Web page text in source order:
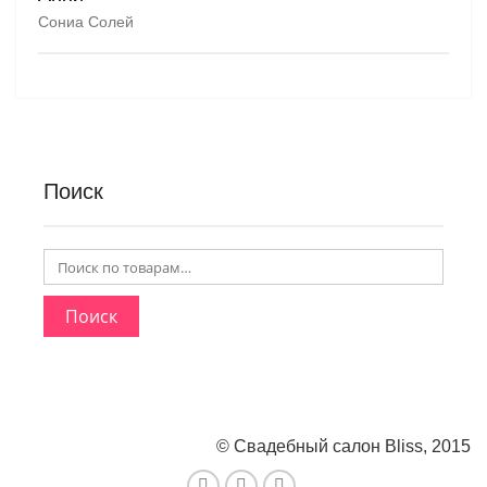
Сониа Солей
Поиск
Поиск
© Свадебный салон Bliss, 2015